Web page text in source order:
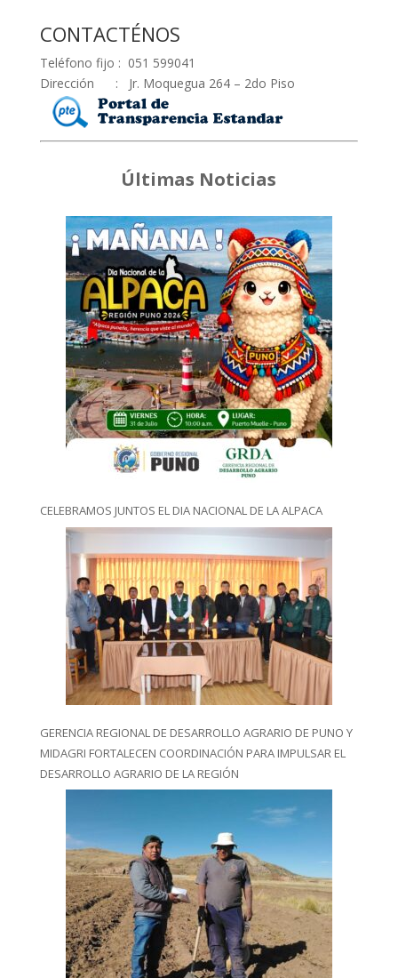
CONTACTÉNOS
Teléfono fijo : 051 599041
Dirección : Jr. Moquegua 264 – 2do Piso
Últimas Noticias
CELEBRAMOS JUNTOS EL DIA NACIONAL DE LA ALPACA
GERENCIA REGIONAL DE DESARROLLO AGRARIO DE PUNO Y
MIDAGRI FORTALECEN COORDINACIÓN PARA IMPULSAR EL
DESARROLLO AGRARIO DE LA REGIÓN